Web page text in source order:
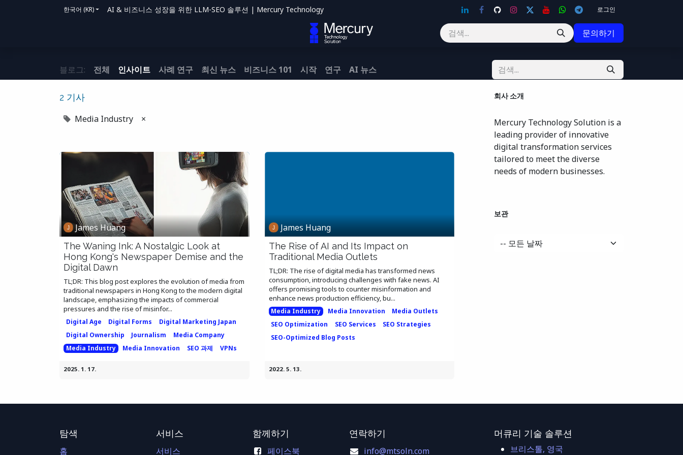
한국어 (KR) AI & 비즈니스 성장을 위한 LLM-SEO 솔루션 | Mercury Technology 로그인
문의하기
블로그: 전체 인사이트 사례 연구 최신 뉴스 비즈니스 101 시작 연구 AI 뉴스
2 기사
Media Industry ×
James Huang
The Waning Ink: A Nostalgic Look at
Hong Kong's Newspaper Demise and the
Digital Dawn
TL;DR: This blog post explores the evolution of media from
traditional newspapers in Hong Kong to the modern digital
landscape, emphasizing the impacts of commercial
pressures and the rise of misinfor...
Digital Age Digital Forms
Digital Marketing Japan
Digital Ownership
Journalism
Media Company
Media Industry
Media Innovation SEO 과제 VPNs
2025. 1. 17.
James Huang
The Rise of AI and Its Impact on
Traditional Media Outlets
TL;DR: The rise of digital media has transformed news
consumption, introducing challenges with fake news. AI
offers promising tools to counter misinformation and
enhance news production efficiency, bu...
Media Industry Media Innovation
Media Outlets
SEO Optimization
SEO Services
SEO Strategies
SEO-Optimized Blog Posts
2022. 5. 13.
회사 소개
Mercury Technology Solution is a
leading provider of innovative
digital transformation services
tailored to meet the diverse
needs of modern businesses.
보관
탐색
홈
서비스
서비스
함께하기
페이스북
연락하기
info@mtsoln.com
머큐리 기술 솔루션
브리스톨, 영국